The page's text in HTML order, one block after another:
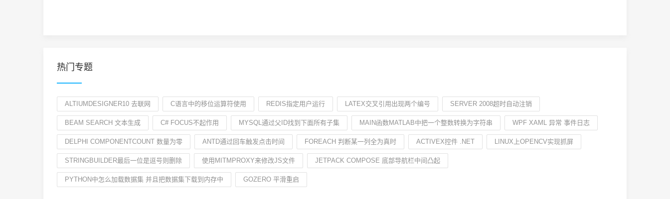
热门专题
ALTIUMDESIGNER10 去联网 C语言中的移位运算符使用 REDIS指定用户运行 LATEX交叉引用出现两个编号 SERVER 2008超时自动注销
BEAM SEARCH 文本生成 C# FOCUS不起作用 MYSQL通过父ID找到下面所有子集 MAIN函数MATLAB中把一个整数转换为字符串 WPF XAML 异常 事件日志
DELPHI COMPONENTCOUNT 数量为零 ANTD通过回车触发点击时间 FOREACH 判断某一列全为真时 ACTIVEX控件 .NET LINUX上OPENCV实现抓屏
STRINGBUILDER最后一位是逗号则删除 使用MITMPROXY来修改JS文件 JETPACK COMPOSE 底部导航栏中间凸起
PYTHON中怎么加载数据集 并且把数据集下载到内存中 GOZERO 平滑重启